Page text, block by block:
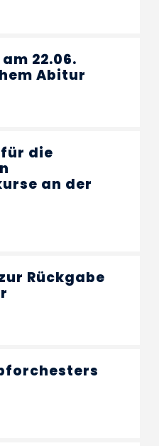
22.06.
Abitur
die
an der
Rückgabe